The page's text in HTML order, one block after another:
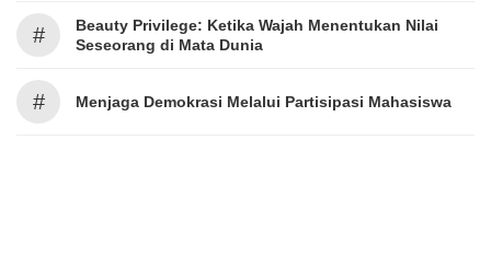
#
Beauty Privilege: Ketika Wajah Menentukan Nilai
Seseorang di Mata Dunia
# Menjaga Demokrasi Melalui Partisipasi Mahasiswa